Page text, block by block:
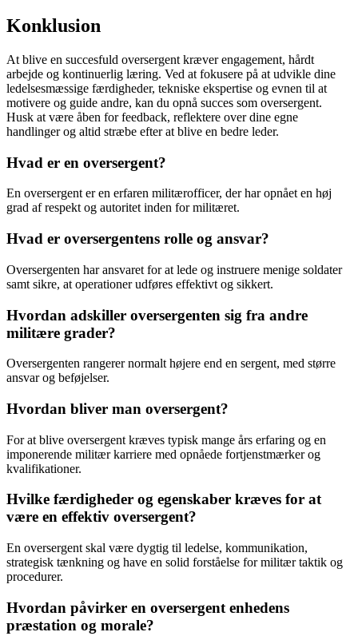
Konklusion
At blive en succesfuld oversergent kræver engagement, hårdt
arbejde og kontinuerlig læring. Ved at fokusere på at udvikle dine
ledelsesmæssige færdigheder, tekniske ekspertise og evnen til at
motivere og guide andre, kan du opnå succes som oversergent.
Husk at være åben for feedback, reflektere over dine egne
handlinger og altid stræbe efter at blive en bedre leder.
Hvad er en oversergent?
En oversergent er en erfaren militærofficer, der har opnået en høj
grad af respekt og autoritet inden for militæret.
Hvad er oversergentens rolle og ansvar?
Oversergenten har ansvaret for at lede og instruere menige soldater
samt sikre, at operationer udføres effektivt og sikkert.
Hvordan adskiller oversergenten sig fra andre
militære grader?
Oversergenten rangerer normalt højere end en sergent, med større
ansvar og beføjelser.
Hvordan bliver man oversergent?
For at blive oversergent kræves typisk mange års erfaring og en
imponerende militær karriere med opnåede fortjenstmærker og
kvalifikationer.
Hvilke færdigheder og egenskaber kræves for at
være en effektiv oversergent?
En oversergent skal være dygtig til ledelse, kommunikation,
strategisk tænkning og have en solid forståelse for militær taktik og
procedurer.
Hvordan påvirker en oversergent enhedens
præstation og morale?